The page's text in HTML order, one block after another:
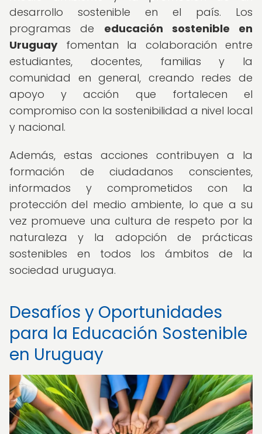
desarrollo sostenible en el país. Los
programas de educación sostenible en
Uruguayfomentan la colaboración entre
estudiantes, docentes, familias y la
comunidad en general, creando redes de
apoyo y acción que fortalecen el
compromiso con la sostenibilidad a nivel local
y nacional.
Además, estas acciones contribuyen a la
formación de ciudadanos conscientes,
informados y comprometidos con la
protección del medio ambiente, lo que a su
vez promueve una cultura de respeto por la
naturaleza y la adopción de prácticas
sostenibles en todos los ámbitos de la
sociedad uruguaya.
Desafíos y Oportunidades
para la Educación Sostenible
en Uruguay